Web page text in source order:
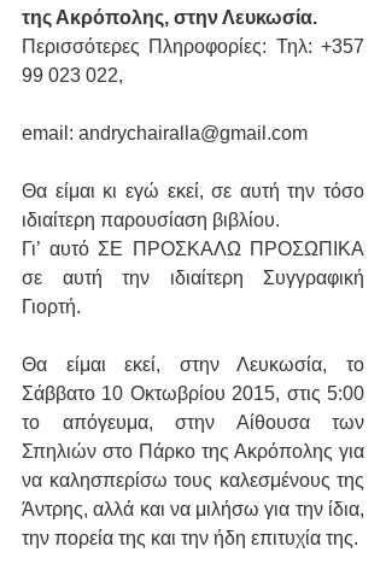
της Ακρόπολης, στην Λευκωσία.
Περισσότερες Πληροφορίες: Τηλ: +357
99 023 022,
email: andrychairalla@gmail.com
Θα είμαι κι εγώ εκεί, σε αυτή την τόσο
ιδιαίτερη παρουσίαση βιβλίου.
Γι’ αυτό ΣΕ ΠΡΟΣΚΑΛΩ ΠΡΟΣΩΠΙΚΑ
σε αυτή την ιδιαίτερη Συγγραφική
Γιορτή.
Θα είμαι εκεί, στην Λευκωσία, το
Σάββατο 10 Οκτωβρίου 2015, στις 5:00
το απόγευμα, στην Αίθουσα των
Σπηλιών στο Πάρκο της Ακρόπολης για
να καλησπερίσω τους καλεσμένους της
Άντρης, αλλά και να μιλήσω για την ίδια,
την πορεία της και την ήδη επιτυχία της.